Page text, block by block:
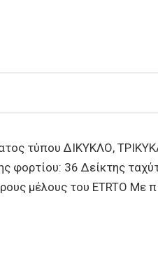
τύπου ΔΙΚΥΚΛΟ,
φορτίου: 36 Δείκτης
μέλους του ETRTO Με